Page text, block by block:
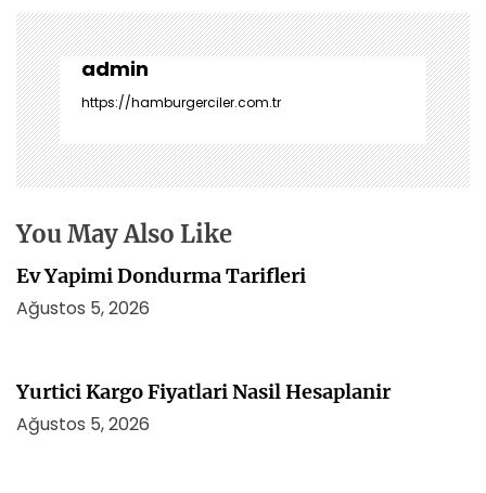
e
z
i
n
m
e
s
admin
https://hamburgerciler.com.tr
You May Also Like
Ev Yapimi Dondurma Tarifleri
Ağustos 5, 2026
Yurtici Kargo Fiyatlari Nasil Hesaplanir
Ağustos 5, 2026